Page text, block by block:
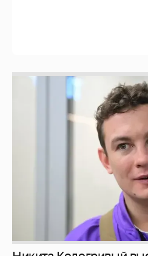
Никита Кологривый